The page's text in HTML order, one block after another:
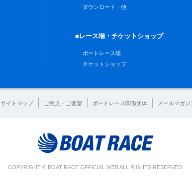
ダウンロード・他
■レース場・チケットショップ
ボートレース場
チケットショップ
サイトマップ ご意見・ご要望 ボートレース関係団体 メールマガ
COPYRIGHT © BOAT RACE OFFICIAL WEB ALL RIGHTS RESERVED.